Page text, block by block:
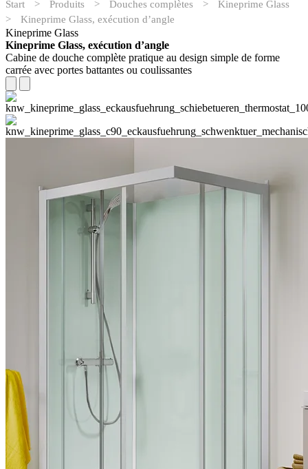
Start > Produits > Douches complètes >
Kineprime Glass
>
Kineprime Glass, exécution d’angle
Kineprime Glass
Kineprime Glass, exécution d’angle
Cabine de douche complète pratique au design simple de forme
carrée avec portes battantes ou coulissantes